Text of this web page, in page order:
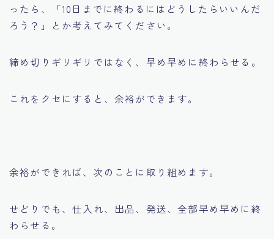
ったら、「10日までに終わるにはどうしたらいいんだ
ろう？」とか考えてみてください。
締め切りギリギリではなく、早め早めに終わらせる。
これをクセにすると、余裕ができます。
余裕ができれば、次のことに取り組めます。
せどりでも、仕入れ、出品、発送、全部早め早めに終
わらせる。